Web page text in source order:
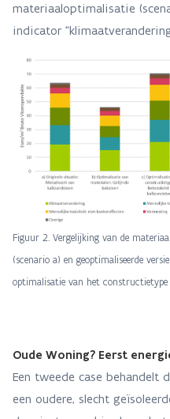
materiaaloptimalisatie
indicator
Figuur 2. Vergelijking van de
(scenario a) en geoptimaliseerde
optimalisatie van het constructietype
Oude Woning? Eerst
Een tweede case behandelt
een oudere, slecht